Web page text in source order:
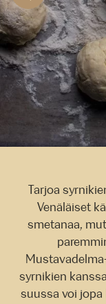
Tarjoa
Venäläiset
smetanaa,
syrnikien
suussa voi